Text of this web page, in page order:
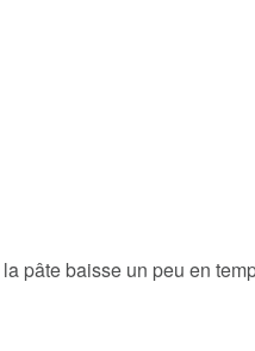
pâte baisse un peu en